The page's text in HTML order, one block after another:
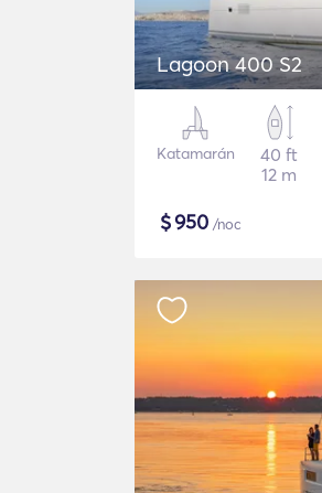
Lagoon 400 S2
Katamarán
40 ft
12 m
$950 /noc